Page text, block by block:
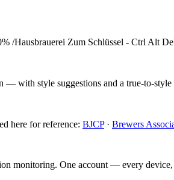
/Hausbrauerei Zum Schlüssel - Ctrl Alt
— with style suggestions and a true-to-style
here for reference: BJCP· Brewers
monitoring. One account — every